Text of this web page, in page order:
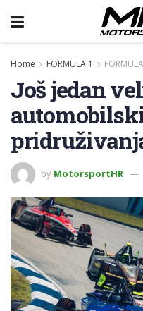
Home FORMULA 1
Još jedan
by MotorsportHR